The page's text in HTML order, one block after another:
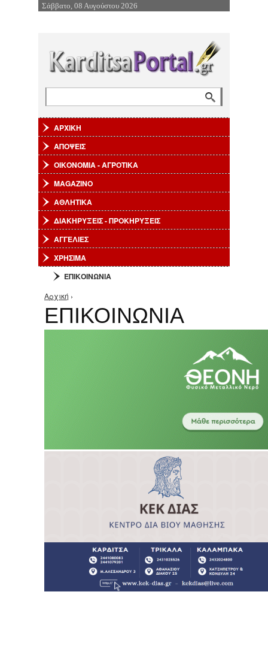
Επιστροφή στην Πλοήγηση
Σάββατο, 08 Αυγούστου 2026
ΑΡΧΙΚΗ
ΑΠΟΨΕΙΣ
ΟΙΚΟΝΟΜΙΑ - ΑΓΡΟΤΙΚΑ
MAGAZINO
ΑΘΛΗΤΙΚΑ
ΔΙΑΚΗΡΥΞΕΙΣ - ΠΡΟΚΗΡΥΞΕΙΣ
ΑΓΓΕΛΙΕΣ
ΧΡΗΣΙΜΑ
ΕΠΙΚΟΙΝΩΝΙΑ
Είστε εδώ
Αρχική ›
ΕΠΙΚΟΙΝΩΝΙΑ